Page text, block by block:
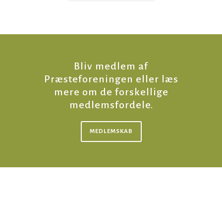
Bliv medlem af
Præsteforeningen eller læs
mere om de forskellige
medlemsfordele.
MEDLEMSKAB